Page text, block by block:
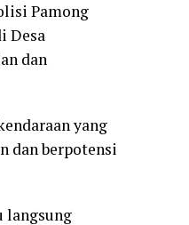
Pamong
Desa
dan
yang
dan berpotensi
langsung